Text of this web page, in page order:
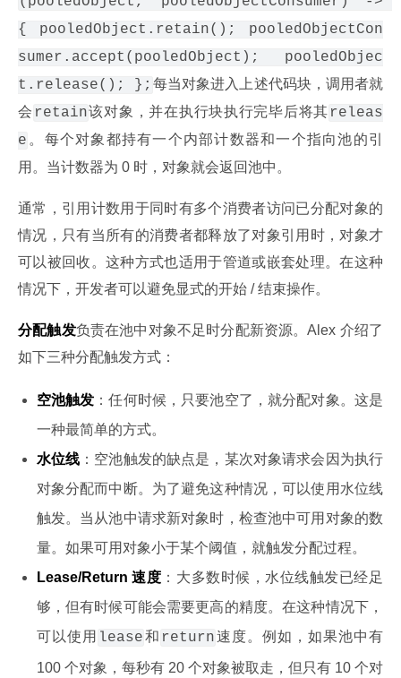
{ pooledObject.retain(); pooledObjectCon
sumer.accept(pooledObject); pooledObjec
t.release(); }; 每当对象进入上述代码块，调用者就
会 retain该对象，并在执行块执行完毕后将其 releas
e 。每个对象都持有一个内部计数器和一个指向池的引
用。当计数器为 0 时，对象就会返回池中。
通常，引用计数用于同时有多个消费者访问已分配对象的
情况，只有当所有的消费者都释放了对象引用时，对象才
可以被回收。这种方式也适用于管道或嵌套处理。在这种
情况下，开发者可以避免显式的开始 / 结束操作。
分配触发负责在池中对象不足时分配新资源。Alex 介绍了
如下三种分配触发方式：
空池触发 ：任何时候，只要池空了，就分配对象。这是
一种最简单的方式。
水位线 ：空池触发的缺点是，某次对象请求会因为执行
对象分配而中断。为了避免这种情况，可以使用水位线
触发。当从池中请求新对象时，检查池中可用对象的数
量。如果可用对象小于某个阈值，就触发分配过程。
Lease/Return 速度 ：大多数时候，水位线触发已经足
够，但有时候可能会需要更高的精度。在这种情况下，
可以使用 lease和 return速度。例如，如果池中有
100 个对象，每秒有 20 个对象被取走，但只有 10 个对